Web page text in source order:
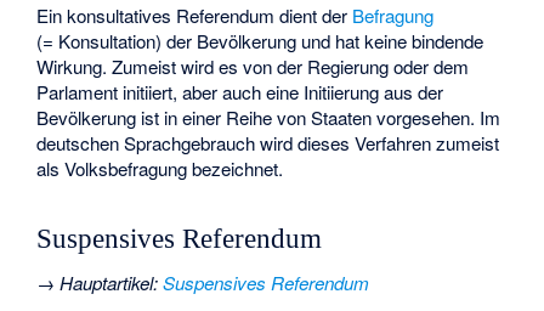
Ein konsultatives Referendum dient der Befragung
(= Konsultation) der Bevölkerung und hat keine bindende
Wirkung. Zumeist wird es von der Regierung oder dem
Parlament initiiert, aber auch eine Initiierung aus der
Bevölkerung ist in einer Reihe von Staaten vorgesehen. Im
deutschen Sprachgebrauch wird dieses Verfahren zumeist
als Volksbefragung bezeichnet.
Suspensives Referendum
→Hauptartikel:Suspensives Referendum